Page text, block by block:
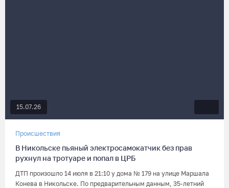
15.07.26
Происшествия
В Никольске пьяный электросамокатчик без прав
рухнул на тротуаре и попал в ЦРБ
ДТП произошло 14 июля в 21:10 у дома № 179 на улице Маршала
Конева в Никольске. По предварительным данным, 35-летний